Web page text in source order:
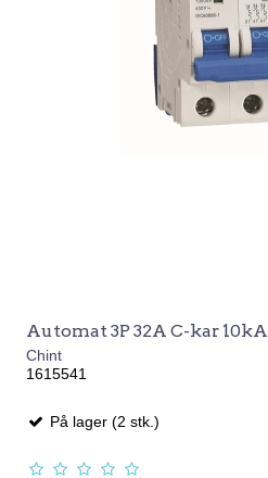
Automat 3P 32A C-kar 10kA
Chint
1615541
På lager (2 stk.)